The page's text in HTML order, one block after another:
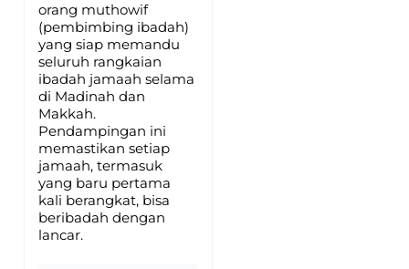
orang muthowif
(pembimbing ibadah)
yang siap memandu
seluruh rangkaian
ibadah jamaah selama
di Madinah dan
Makkah.
Pendampingan ini
memastikan setiap
jamaah, termasuk
yang baru pertama
kali berangkat, bisa
beribadah dengan
lancar.